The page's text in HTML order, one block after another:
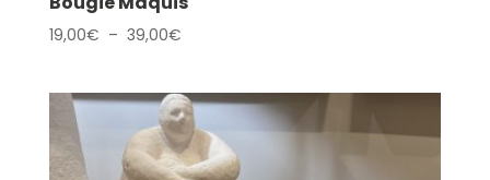
19,00€ – 39,00€Plage
19,00€
à
39,00€